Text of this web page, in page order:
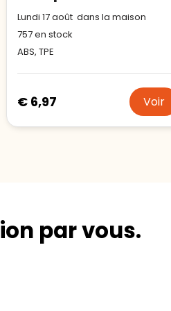
Lundi 17 août dans la maison
757en stock
ABS, TPE
€ 6,97 Voir
par vous.